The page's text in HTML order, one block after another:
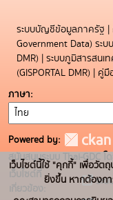
ระบบบัญชีข้อมูลภาครัฐ |
Government Data) ระ
DMR) | ระบบภูมิสารสนเ
(GISPORTAL DMR) | คู่มื
ภาษา
Powered by:
สนับสนุนระบบ Thai-GDC
เว็บไซต์ที่
เกี่ยวข้อง:
ระบ
เว็บไซต์นี้ใช้ "คุกกี้" เพื่อวัต
ยิ่งขึ้น หากต้องก